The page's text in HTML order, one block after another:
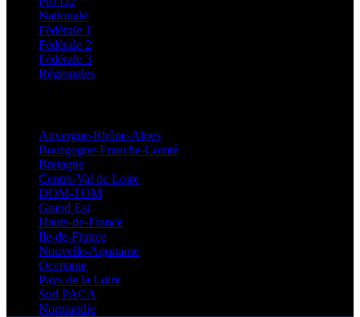
Nationale
Fédérale 1
Fédérale 2
Fédérale 3
Régionales
Auvergne-Rhône-Alpes
Bourgogne-Franche-Comté
Bretagne
Centre-Val de Loire
DOM-TOM
Grand Est
Hauts-de-France
Île-de-France
Nouvelle-Aquitaine
Occitanie
Pays de la Loire
Sud PACA
Normandie